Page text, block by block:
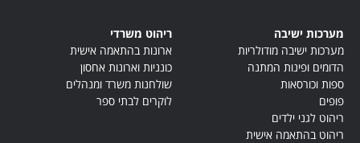
מערכות ישיבה
מערכות ישיבה מודולריות
הדומים ופינות המתנה
ספות וכורסאות
פופים
ריהוט לגני ילדים
ריהוט בהתאמה אישית
ריהוט משרדי
ארונות בהתאמה אישית
כונניות וארונות אחסון
שולחנות משרד ומנהלים
לוקרים לבתי ספר